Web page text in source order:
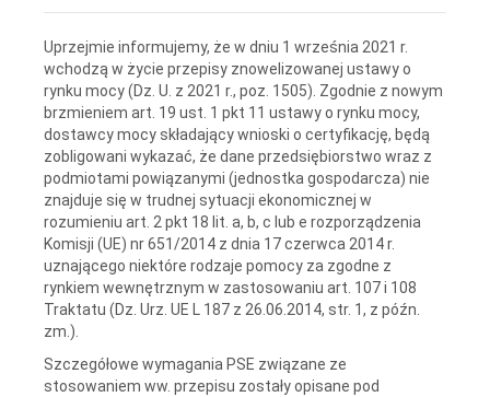
Uprzejmie informujemy, że w dniu 1 września 2021 r.
wchodzą w życie przepisy znowelizowanej ustawy o
rynku mocy (Dz. U. z 2021 r., poz. 1505). Zgodnie z nowym
brzmieniem art. 19 ust. 1 pkt 11 ustawy o rynku mocy,
dostawcy mocy składający wnioski o certyfikację, będą
zobligowani wykazać, że dane przedsiębiorstwo wraz z
podmiotami powiązanymi (jednostka gospodarcza) nie
znajduje się w trudnej sytuacji ekonomicznej w
rozumieniu art. 2 pkt 18 lit. a, b, c lub e rozporządzenia
Komisji (UE) nr 651/2014 z dnia 17 czerwca 2014 r.
uznającego niektóre rodzaje pomocy za zgodne z
rynkiem wewnętrznym w zastosowaniu art. 107 i 108
Traktatu (Dz. Urz. UE L 187 z 26.06.2014, str. 1, z późn.
zm.).
Szczegółowe wymagania PSE związane ze
stosowaniem ww. przepisu zostały opisane pod